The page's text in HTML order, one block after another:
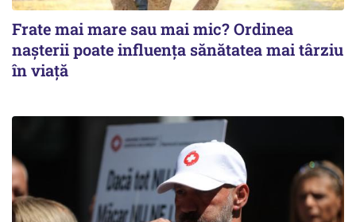
Frate mai mare sau mai mic? Ordinea
nașterii poate influența sănătatea mai târziu
în viață